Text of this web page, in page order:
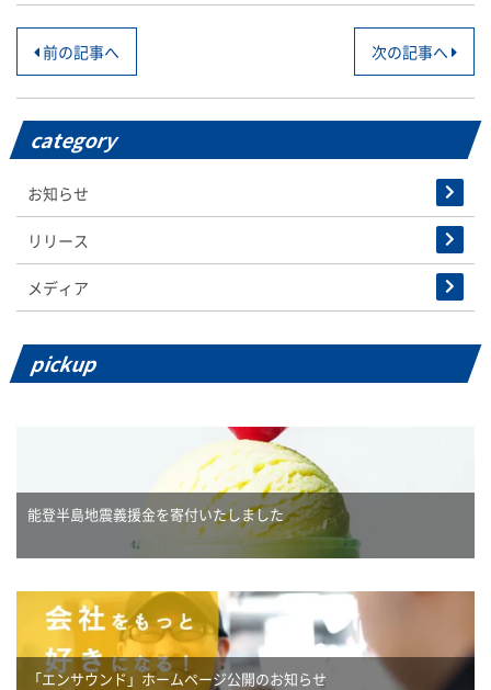
投
稿
ナ
ビ
ゲ
ー
シ
ョ
前の記事へ 次の記事へ
category
お知らせ
リリース
メディア
pickup
能登半島地震義援金を寄付いたしました
「エンサウンド」ホームページ公開のお知らせ